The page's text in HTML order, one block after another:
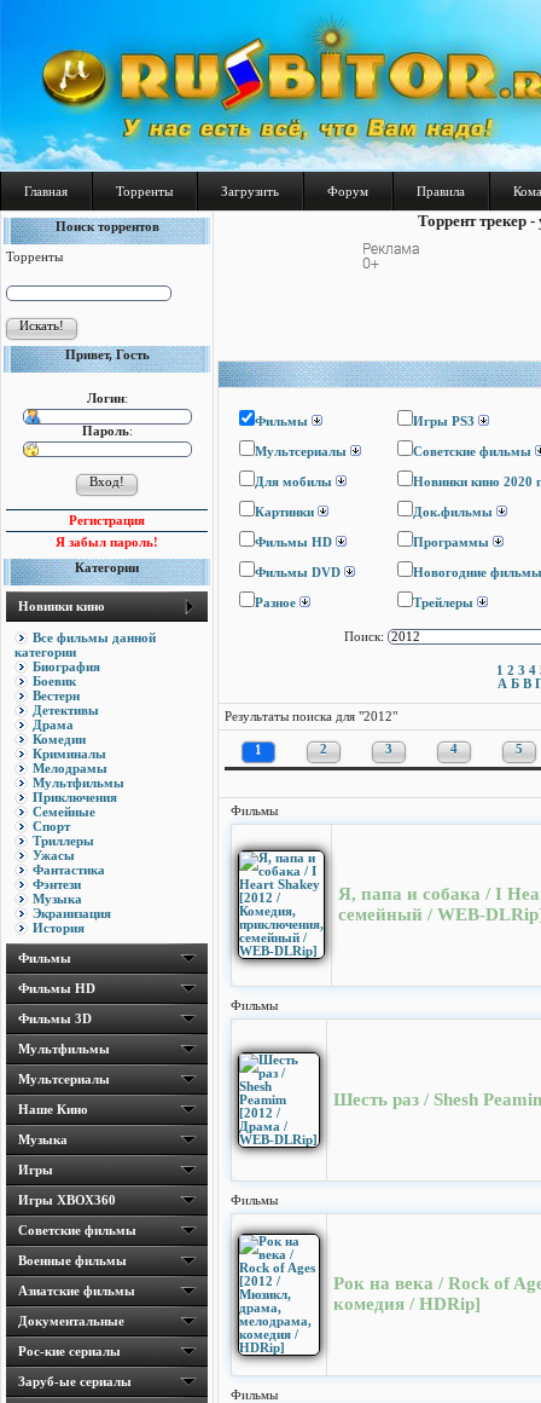
Главная Торренты Загрузить Форум Правила
Поиск торрентов
Торренты
Привет, Гость
Логин:
Пароль:
Регистрация
Я забыл пароль!
Категории
Новинки кино
Все фильмы данной
категории
Биография
Боевик
Вестерн
Детективы
Драма
Комедии
Криминалы
Мелодрамы
Мультфильмы
Приключения
Семейные
Спорт
Триллеры
Ужасы
Фантастика
Фэнтези
Музыка
Экранизация
История
Фильмы
Фильмы HD
Фильмы 3D
Мультфильмы
Мультсериалы
Наше Кино
Музыка
Игры
Игры ХВОХ360
Cоветские фильмы
Военные фильмы
Азиатские фильмы
Документальные
Рос-кие сериалы
Заруб-ые сериалы
Торрент трекер
Фильмы Игры PS3
Мультсериалы Cоветские фильмы
Для мобилы Новинки кино 2020
Картинки Док.фильмы
Фильмы HD Программы
Фильмы DVD Новогодние фильмы
Разное Трейлеры
Поиск:
1 2 3 4
А Б В
Результаты поиска для "2012"
1 2 3 4 5
Фильмы
Я, папа и собака / I
семейный / WEB-
Фильмы
Шесть раз / Shesh
Фильмы
Рок на века / Rock of
комедия / HDRip]
Фильмы